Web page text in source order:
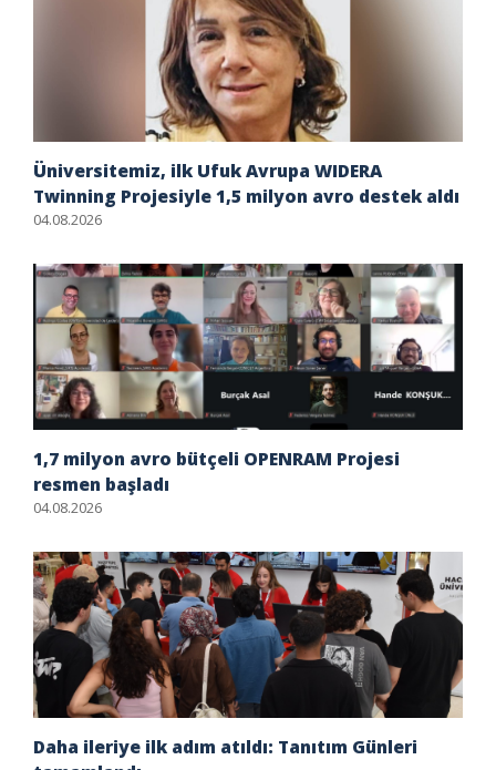
Üniversitemiz, ilk Ufuk Avrupa WIDERA
Twinning Projesiyle 1,5 milyon avro destek aldı
04.08.2026
1,7 milyon avro bütçeli OPENRAM Projesi
resmen başladı
04.08.2026
Daha ileriye ilk adım atıldı: Tanıtım Günleri